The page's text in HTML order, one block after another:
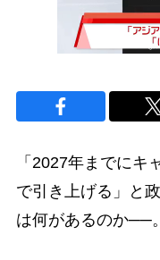
「2027年までにキ
で引き上げる」と
は何があるのか──。